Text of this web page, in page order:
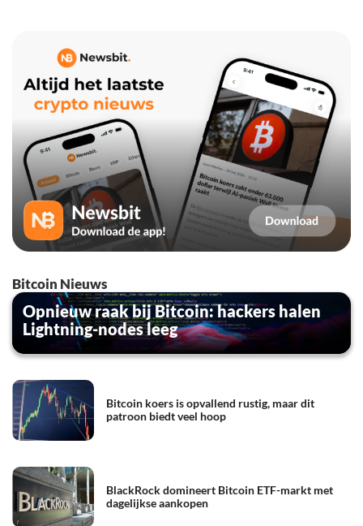
Bitcoin Nieuws
Opnieuw raak bij Bitcoin: hackers halen
Lightning-nodes leeg
Bitcoin koers is opvallend rustig, maar dit
patroon biedt veel hoop
BlackRock domineert Bitcoin ETF-markt met
dagelijkse aankopen